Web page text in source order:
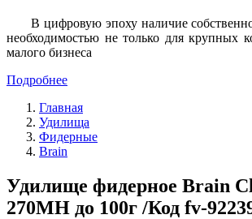
В цифровую эпоху наличие
необходимостью не только для крупных
малого бизнеса
Подробнее
Главная
Удилища
Фидерные
Brain
Удилище фидерное Brain
270MH до 100г /Код fv-